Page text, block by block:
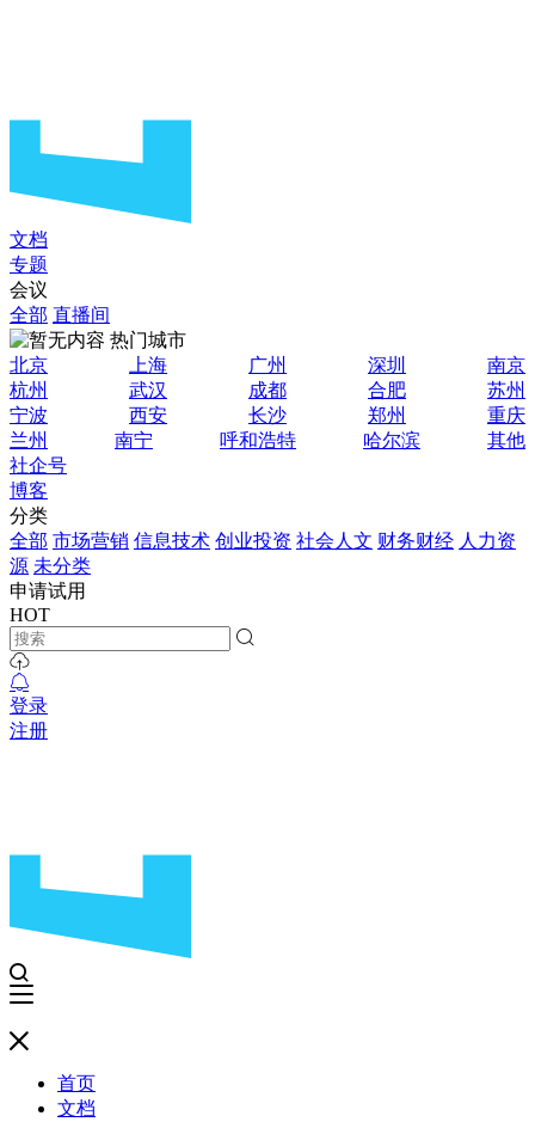
文档
专题
会议
全部 直播间
热门城市
北京
上海 广州 深圳
南京
杭州
武汉 成都 合肥
苏州
宁波
西安 长沙 郑州
重庆
兰州
南宁 呼和浩特 哈尔滨
其他
社企号
博客
分类
全部 市场营销 信息技术 创业投资 社会人文 财务财经 人力资
源 未分类
申请试用
HOT
登录
注册
首页
文档